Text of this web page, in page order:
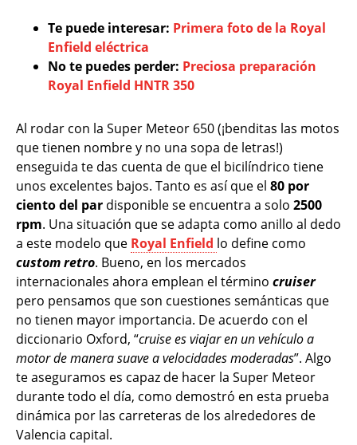
Te puede interesar: Primera foto de la Royal
Enfield eléctrica
No te puedes perder: Preciosa preparación
Royal Enfield HNTR 350
Al rodar con la Super Meteor 650 (¡benditas las motos
que tienen nombre y no una sopa de letras!)
enseguida te das cuenta de que el bicilíndrico tiene
unos excelentes bajos. Tanto es así que el 80 por
ciento del par disponible se encuentra a solo 2500
rpm. Una situación que se adapta como anillo al dedo
a este modelo que Royal Enfield lo define como
custom retro. Bueno, en los mercados
internacionales ahora emplean el término cruiser
pero pensamos que son cuestiones semánticas que
no tienen mayor importancia. De acuerdo con el
diccionario Oxford, “cruise es viajar en un vehículo a
motor de manera suave a velocidades moderadas”. Algo
te aseguramos es capaz de hacer la Super Meteor
durante todo el día, como demostró en esta prueba
dinámica por las carreteras de los alrededores de
Valencia capital.